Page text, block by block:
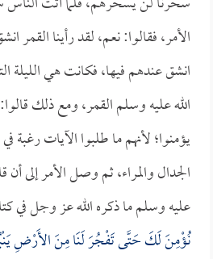
الأمر، فقالوا: نعم، لقد رأينا القمر
انشق عندهم فيها، فكانت هي
الله عليه وسلم القمر، ومع ذلك
يؤمنوا؛ لأنهم ما طلبوا الآيات رغبة
الجدال والمراء، ثم وصل الأمر إلى أن
عليه وسلم ما ذكره الله عز وجل في
نُؤْمِنَ لَكَ حَتَّى تَفْجُرَ لَنَا مِنَ الأَرْضِ